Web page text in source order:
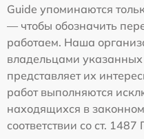
Guide упоминаются
— чтобы обозначить
работаем. Наша
владельцами
представляет их
работ выполняются
находящихся в
соответствии со ст.